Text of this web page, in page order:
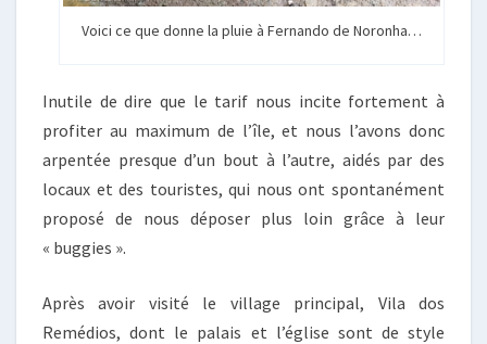
Voici ce que donne la pluie à Fernando de Noronha…
Inutile de dire que le tarif nous incite fortement à
profiter au maximum de l’île, et nous l’avons donc
arpentée presque d’un bout à l’autre, aidés par des
locaux et des touristes, qui nous ont spontanément
proposé de nous déposer plus loin grâce à leur
« buggies ».
Après avoir visité le village principal, Vila dos
Remédios, dont le palais et l’église sont de style